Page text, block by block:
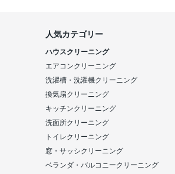
人気カテゴリー
ハウスクリーニング
エアコンクリーニング
洗濯槽・洗濯機クリーニング
換気扇クリーニング
キッチンクリーニング
洗面所クリーニング
トイレクリーニング
窓・サッシクリーニング
ベランダ・バルコニークリーニング